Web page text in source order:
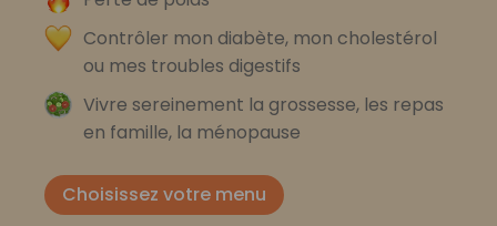
Contrôler mon diabète, mon cholestérol
ou mes troubles digestifs
Vivre sereinement la grossesse, les repas
en famille, la ménopause
Choisissez votre menu